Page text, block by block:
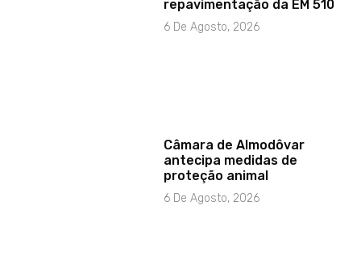
repavimentação da EM 510
6 De Agosto, 2026
Câmara de Almodôvar
antecipa medidas de
proteção animal
6 De Agosto, 2026